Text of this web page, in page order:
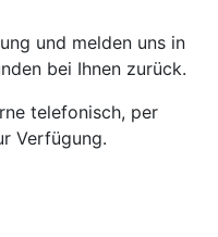
und melden uns in
bei Ihnen zurück.
telefonisch, per
Verfügung.